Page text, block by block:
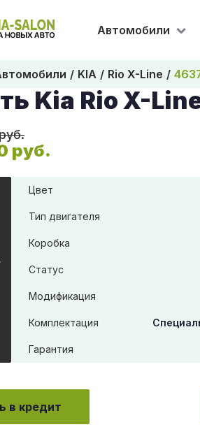
Автомобили
KIA Rio X-Line
Kia Rio X-
руб.
Цвет
Тип двигателя
Коробка
Статус
Модификация
Комплектация
Гарантия
в кредит